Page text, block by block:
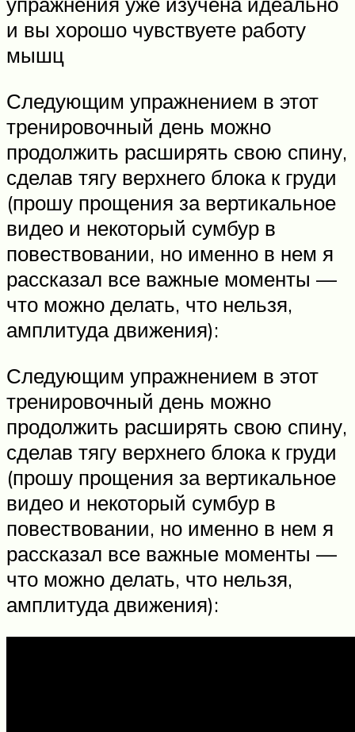
и вы хорошо чувствуете работу
мышц
Следующим упражнением в этот
тренировочный день можно
продолжить расширять свою спину,
сделав тягу верхнего блока к груди
(прошу прощения за вертикальное
видео и некоторый сумбур в
повествовании, но именно в нем я
рассказал все важные моменты —
что можно делать, что нельзя,
амплитуда движения):
Следующим упражнением в этот
тренировочный день можно
продолжить расширять свою спину,
сделав тягу верхнего блока к груди
(прошу прощения за вертикальное
видео и некоторый сумбур в
повествовании, но именно в нем я
рассказал все важные моменты —
что можно делать, что нельзя,
амплитуда движения):